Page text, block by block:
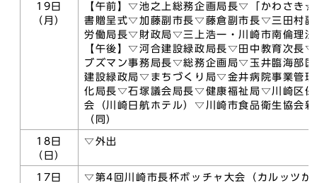
19日
（月）
【午前】▽池之上総務企画局長▽「かわさき☆
書贈呈式▽加藤副市長▽藤倉副市長▽三田村
労働局長▽財政局▽三上浩一・川崎市南倫理法
【午後】▽河合建設緑政局長▽田中教育次長▽
ブズマン事務局長▽総務企画局▽玉井臨海部
建設緑政局▽まちづくり局▽金井病院事業管
化局長▽石塚議会局長▽健康福祉局▽川崎区保
会（川崎日航ホテル）▽川崎市食品衛生協会
（同）
18日
（日）
▽外出
17日
▽第4回川崎市長杯ボッチャ大会（カルッツか